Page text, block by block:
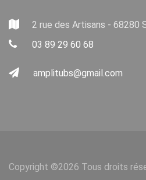
2 rue des Artisans - 68280
03 89 29 60 68
amplitubs@gmail.com
Copyright ©2026 Tous droits